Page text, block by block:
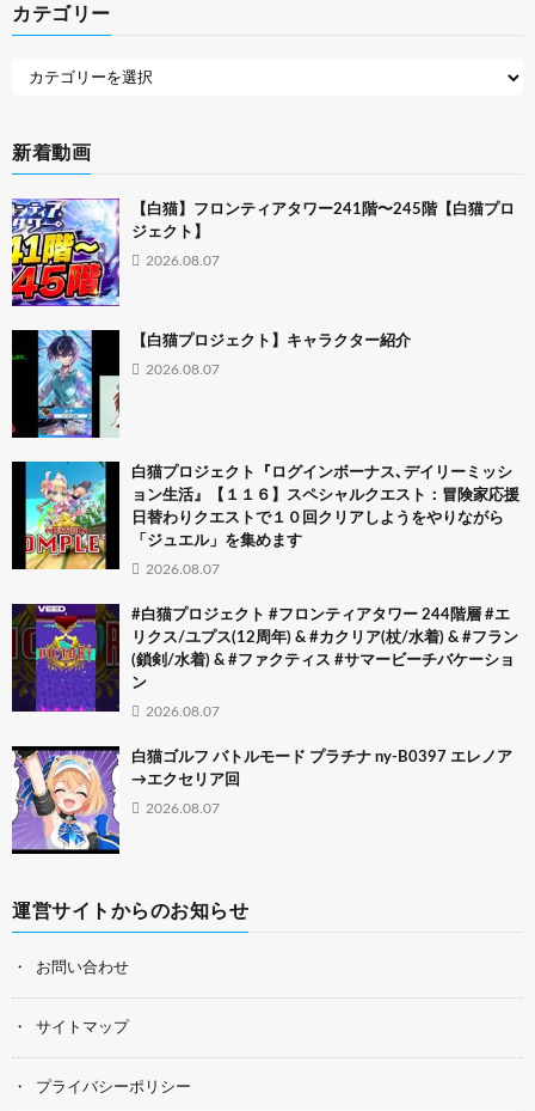
カテゴリー
新着動画
【白猫】フロンティアタワー241階〜245階【白猫プロ
ジェクト】
2026.08.07
【白猫プロジェクト】キャラクター紹介
2026.08.07
白猫プロジェクト『ログインボーナス､デイリーミッシ
ョン生活』【１１６】スペシャルクエスト：冒険家応援
日替わりクエストで１０回クリアしようをやりながら
「ジュエル」を集めます
2026.08.07
#白猫プロジェクト #フロンティアタワー 244階層 #エ
リクス/ユプス(12周年) & #カクリア(杖/水着) & #フラン
(鎖剣/水着) & #ファクティス #サマービーチバケーショ
ン
2026.08.07
白猫ゴルフ バトルモード プラチナ ny-B0397 エレノア
→エクセリア回
2026.08.07
運営サイトからのお知らせ
お問い合わせ
サイトマップ
プライバシーポリシー